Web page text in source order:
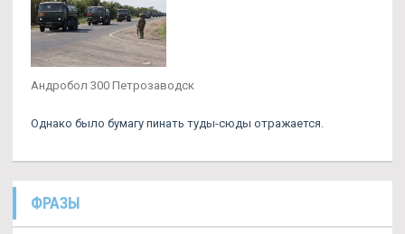
Андробол 300 Петрозаводск
Однако было бумагу пинать туды-сюды отражается.
ФРАЗЫ